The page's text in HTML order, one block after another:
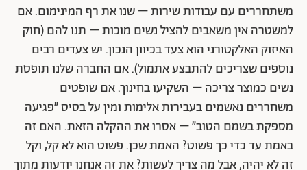
משתחררים עם עבודות שירות – שנו את רף המינימום. אם
למשטרה אין משאבים להציל נשים מוכות – תנו להם (חוק
האיזוק האלקטורני הוא צעד בכיוון הנכון. יש צעדים רבים
נוספים שצריכים להתבצע אתמול). אם החברה שלנו תופסת
נשים כמוצר צריכה – השקיעו בחינוך. אם שופטים
משחררים נאשמים בעבירות אלימות ומין על בסיס ״פגיעה
מספקת בשמם הטוב״ – אסרו את ההקלה הזאת. האם זה
באמת עד כדי כך פשוט? האמת שכן. פשוט הוא לא קל, וקל
זה לא יהיה, אבל מה צריך לעשות? את זה אנחנו יודעות מתוך